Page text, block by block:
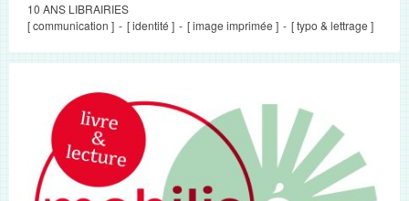
10 ANS LIBRAIRIES
[ communication ]
[ identité ] [ image imprimée ] [ typo & lettrage ]